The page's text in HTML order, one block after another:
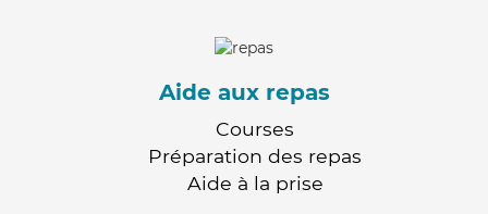
Aide aux repas
Courses
Préparation des repas
Aide à la prise